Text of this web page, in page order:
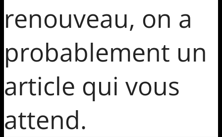
renouveau, on a
probablement un
article qui vous
attend.